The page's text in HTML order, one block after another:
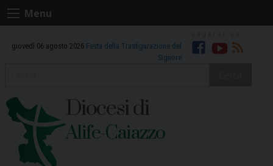
Skip
to
Menu
giovedì 06 agosto 2026 Festa della Trasfigurazione del
Signore
Facebook
Youtube
RSS
Diocesi di
Alife-Caiazzo